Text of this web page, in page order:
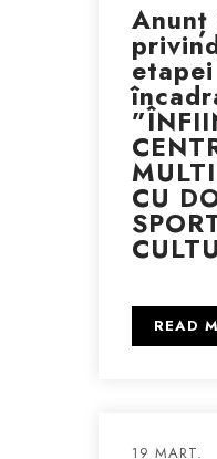
Anunț
CU
READ
19 MART.